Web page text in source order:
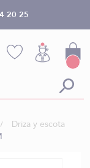
20 25
Driza y escota